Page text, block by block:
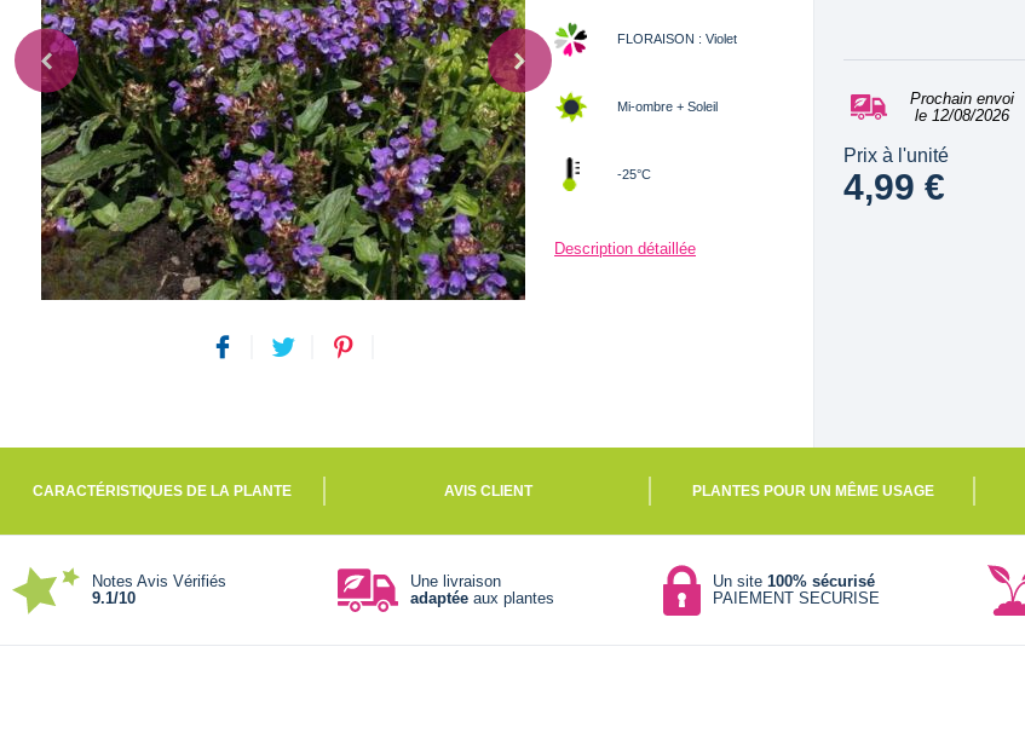
FLORAISON : Violet
Mi-ombre + Soleil
-25°C
Description détaillée
Prochain envoi
le 12/08/2026
Prix à l'unité
4,99 €
CARACTÉRISTIQUES DE LA PLANTE AVIS CLIENT PLANTES POUR UN MÊME USAGE
Notes Avis Vérifiés
9.1/10
Une livraison
adaptéeaux plantes
Un site 100% sécurisé
PAIEMENT SECURISE